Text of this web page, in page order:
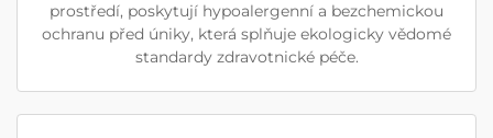
prostředí, poskytují hypoalergenní a bezchemickou
ochranu před úniky, která splňuje ekologicky vědomé
standardy zdravotnické péče.